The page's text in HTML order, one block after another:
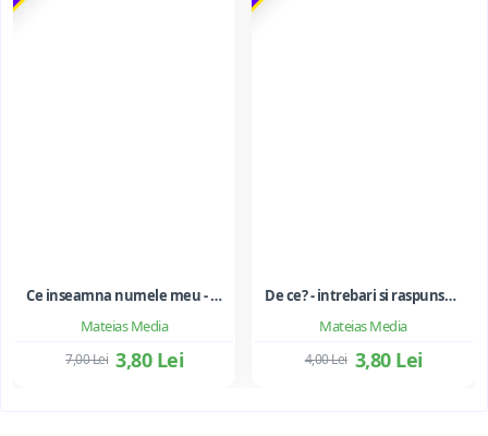
Mateias Media
Ce inseamna numele meu - dictionar ortodox pentru copii
3,80 Lei
7,00 Lei
Mateias Media
De ce? - intrebari si raspunsuri ortodoxe pentru toate varstele
3,80 Lei
4,00 Lei